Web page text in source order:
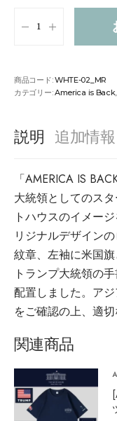
商品コード:WHTE-02_MR
カテゴリー:America is Back
説明 追加情報
「AMERICA IS
大統領としてのス
トハウスのイメー
リジナルデザイン
紋章、左袖に米国
トランプ大統領の
配置しました。ア
をご確認の上、適
関連商品